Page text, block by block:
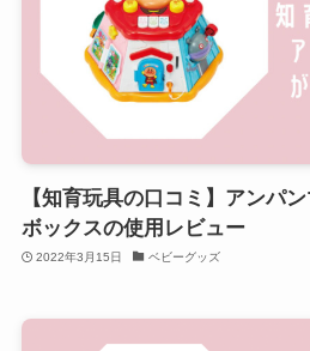
【知育玩具の口コミ】アンパ
ボックスの使用レビュー
2022年3月15日 ベビーグッズ